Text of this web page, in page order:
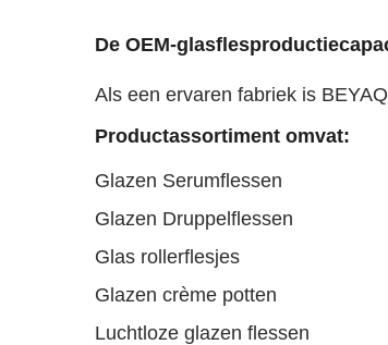
De OEM-
Als een ervaren fabriek is
Productassortiment omvat:
Glazen Serumflessen
Glazen Druppelflessen
Glas rollerflesjes
Glazen crème potten
Luchtloze glazen flessen